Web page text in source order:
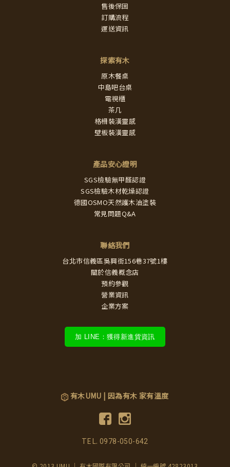
售後保固
訂購流程
運送資訊
探索有木
原木餐桌
中島吧台桌
電視櫃
茶几
格柵裝潢靈感
壁板裝潢靈感
產品安心證明
SGS檢驗無甲醛認證
SGS檢驗木材乾燥認證
德國OSMO天然護木油塗裝
常見問題Q&A
聯絡我們
台北市信義區吳興街156巷37號1樓
關於信義概念店
預約參觀
營業資訊
企業方案
加 LINE：獲得新進貨資訊
有木UMU | 因為有木 家有溫度
TEL.0978-050-642